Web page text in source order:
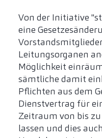
Von der Initiative
eine
Leitungsorganen
Möglichkeit
sämtliche damit
Pflichten aus dem
Dienstvertrag für
Zeitraum von bis
lassen und dies